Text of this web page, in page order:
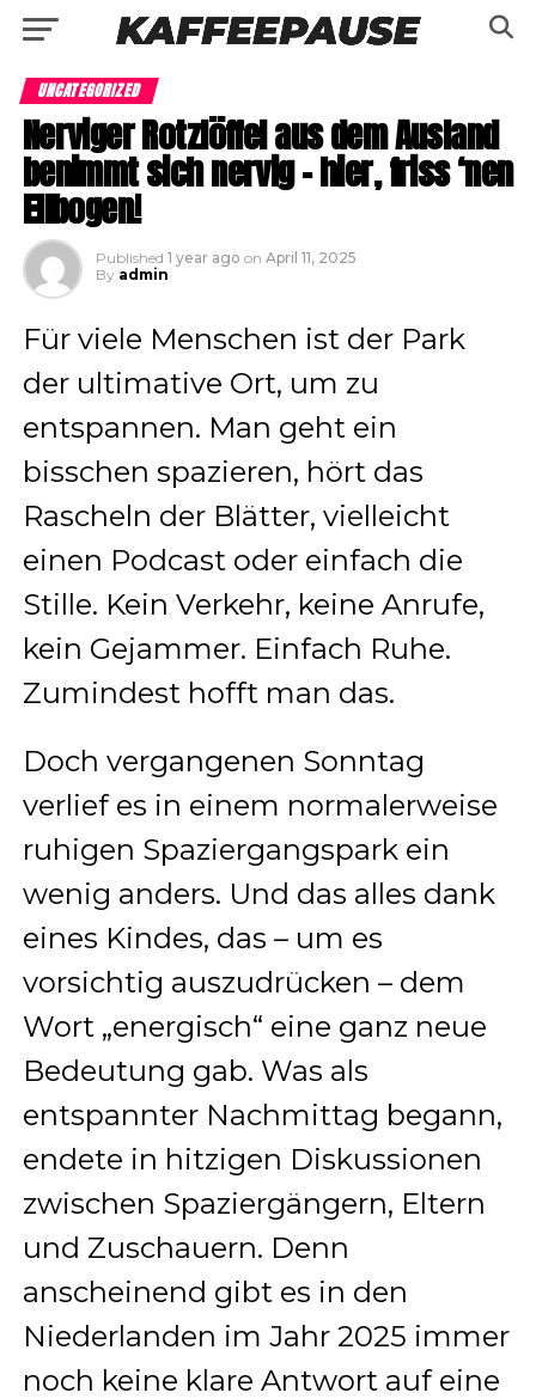
UNCATEGORIZED
Nerviger Rotzlöffel aus dem Ausland
benimmt sich nervig – hier, friss ‘nen
Ellbogen!
Published 1 year ago on April 11, 2025
By admin
Für viele Menschen ist der Park
der ultimative Ort, um zu
entspannen. Man geht ein
bisschen spazieren, hört das
Rascheln der Blätter, vielleicht
einen Podcast oder einfach die
Stille. Kein Verkehr, keine Anrufe,
kein Gejammer. Einfach Ruhe.
Zumindest hofft man das.
Doch vergangenen Sonntag
verlief es in einem normalerweise
ruhigen Spaziergangspark ein
wenig anders. Und das alles dank
eines Kindes, das – um es
vorsichtig auszudrücken – dem
Wort „energisch“ eine ganz neue
Bedeutung gab. Was als
entspannter Nachmittag begann,
endete in hitzigen Diskussionen
zwischen Spaziergängern, Eltern
und Zuschauern. Denn
anscheinend gibt es in den
Niederlanden im Jahr 2025 immer
noch keine klare Antwort auf eine